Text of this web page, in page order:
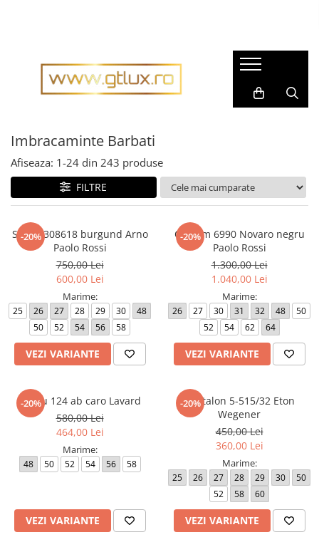
Rochii dama
Rochii matase naturala
Rochii casual
Pantaloni dama
Fuste dama
Sacouri dama
Compleuri dama
Imbracaminte sport dama
Tricouri dama
Geci si Scurte
Paltoane
Pardesie
Tricotaje dama
Accesorii dama
Genti dama
Trench
Pijamale barbati
Accesorii barbati
Fulare barbati
Tricouri barbati
Tricotaje
Imbracaminte sport barbati
Costume barbati
Cravate
Camasi barbati
Sacouri barbati
Scurte, Paltoane barbati
Pantaloni barbati
Imbracaminte Barbati
Afiseaza: 1-24 din 243 produse
FILTRE
-20%
Sacou 308618 burgund Arno
Paolo Rossi
750,00 Lei
600,00 Lei
Marime:
25 26 27 28 29 30
48
50
52 54 56 58
VEZI VARIANTE
-20%
Costum 6990 Novaro negru
Paolo Rossi
1.300,00 Lei
1.040,00 Lei
Marime:
26 27 30 31 32 48
50
52
54 62 64
VEZI VARIANTE
-20%
Sacou 124 ab caro Lavard
580,00 Lei
464,00 Lei
Marime:
48 50 52 54 56 58
VEZI VARIANTE
-20%
Pantalon 5-515/32 Eton
Wegener
450,00 Lei
360,00 Lei
Marime:
25 26 27 28 29 30
50
52
58 60
VEZI VARIANTE